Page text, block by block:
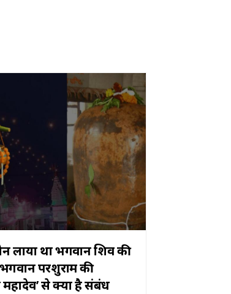
लाया था भगवान शिव की
परशुराम की
महादेव’ से क्या है संबंध